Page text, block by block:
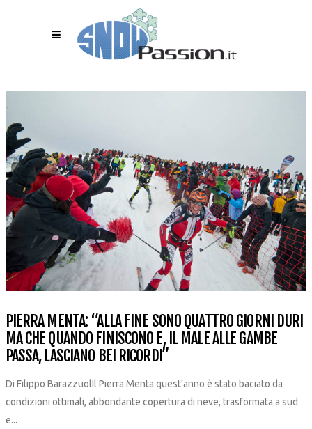
PIERRA MENTA: “ALLA FINE SONO QUATTRO GIORNI DURI
MA CHE QUANDO FINISCONO E, IL MALE ALLE GAMBE
PASSA, LASCIANO BEI RICORDI”
Di Filippo BarazzuolIl Pierra Menta quest’anno è stato baciato da
condizioni ottimali, abbondante copertura di neve, trasformata a sud
e...